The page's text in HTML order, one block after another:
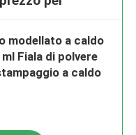
modellato a caldo
Fiala di polvere
a caldo